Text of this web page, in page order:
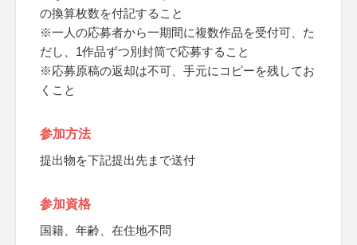
の換算枚数を付記すること
※一人の応募者から一期間に複数作品を受付可、た
だし、1作品ずつ別封筒で応募すること
※応募原稿の返却は不可、手元にコピーを残してお
くこと
参加方法
提出物を下記提出先まで送付
参加資格
国籍、年齢、在住地不問